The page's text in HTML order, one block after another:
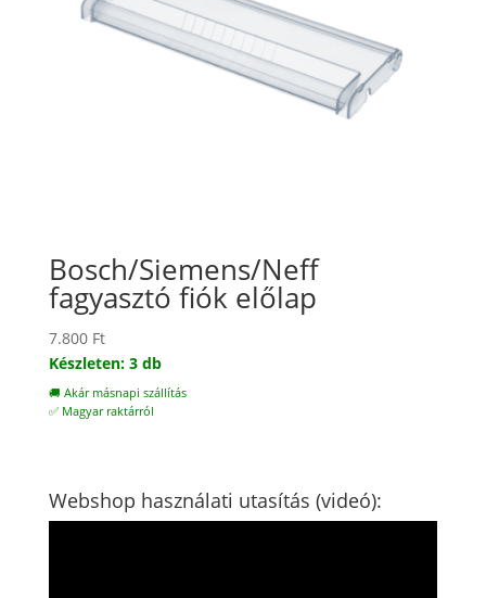
Bosch/Siemens/Neff
fagyasztó fiók előlap
7.800 Ft
Készleten: 3 db
🚚 Akár másnapi szállítás
✅ Magyar raktárról
Webshop használati utasítás (videó):